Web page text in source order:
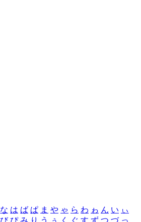
な は ば ぱ ま や ゃ ら わ ゎ ん い ぃ